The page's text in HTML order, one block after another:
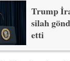
Trump
silah
etti